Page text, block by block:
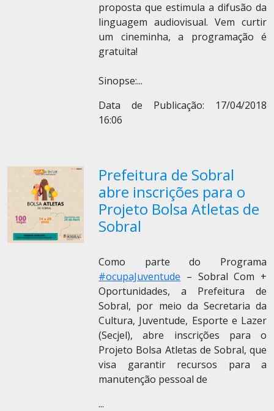
proposta que estimula a difusão da
linguagem audiovisual. Vem curtir
um cineminha, a programação é
gratuita!
Sinopse:...
Data de Publicação: 17/04/2018
16:06
Prefeitura de Sobral
abre inscrições para o
Projeto Bolsa Atletas de
Sobral
Como parte do Programa
#ocupaJuventude – Sobral Com +
Oportunidades, a Prefeitura de
Sobral, por meio da Secretaria da
Cultura, Juventude, Esporte e Lazer
(Secjel), abre inscrições para o
Projeto Bolsa Atletas de Sobral, que
visa garantir recursos para a
manutenção pessoal de
...